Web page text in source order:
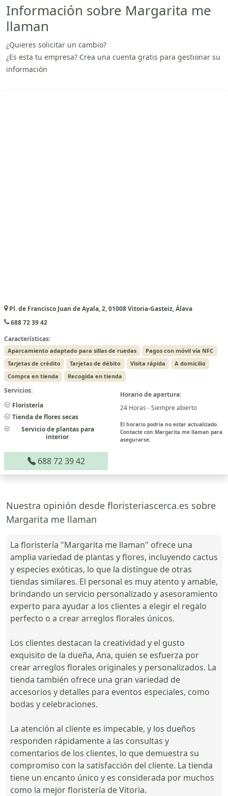
Información sobre Margarita me
llaman
¿Quieres solicitar un cambio?
¿Es esta tu empresa? Crea una cuenta gratis para gestionar su
información
Pl. de Francisco Juan de Ayala, 2, 01008 Vitoria-Gasteiz, Álava
688 72 39 42
Características:
Aparcamiento adaptado para sillas de ruedas
Pagos con móvil vía NFC
Tarjetas de crédito
Tarjetas de débito Visita rápida
A domicilio
Compra en tienda
Recogida en tienda
Servicios:
Floristería
Tienda de flores secas
Servicio de plantas para
interior
Horario de apertura:
24 Horas - Siempre abierto
El horario podría no estar actualizado.
Contacte con Margarita me llaman para
asegurarse.
688 72 39 42
Nuestra opinión desde floristeriascerca.es sobre
Margarita me llaman
La floristería "Margarita me llaman" ofrece una
amplia variedad de plantas y flores, incluyendo cactus
y especies exóticas, lo que la distingue de otras
tiendas similares. El personal es muy atento y amable,
brindando un servicio personalizado y asesoramiento
experto para ayudar a los clientes a elegir el regalo
perfecto o a crear arreglos florales únicos.
Los clientes destacan la creatividad y el gusto
exquisito de la dueña, Ana, quien se esfuerza por
crear arreglos florales originales y personalizados. La
tienda también ofrece una gran variedad de
accesorios y detalles para eventos especiales, como
bodas y celebraciones.
La atención al cliente es impecable, y los dueños
responden rápidamente a las consultas y
comentarios de los clientes, lo que demuestra su
compromiso con la satisfacción del cliente. La tienda
tiene un encanto único y es considerada por muchos
como la mejor floristería de Vitoria.